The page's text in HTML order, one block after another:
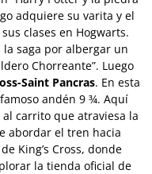
adquiere su varita y el
clases en Hogwarts.
la saga por albergar un
Chorreante”. Luego
Saint Pancras. En esta
andén 9 ¾. Aquí
carrito que atraviesa la
abordar el tren hacia
King’s Cross, donde
la tienda oficial de